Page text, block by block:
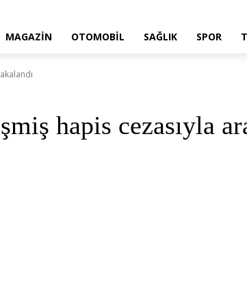
MAGAZIN OTOMOBIL SAĞLIK SPOR
hapis cezasıyla